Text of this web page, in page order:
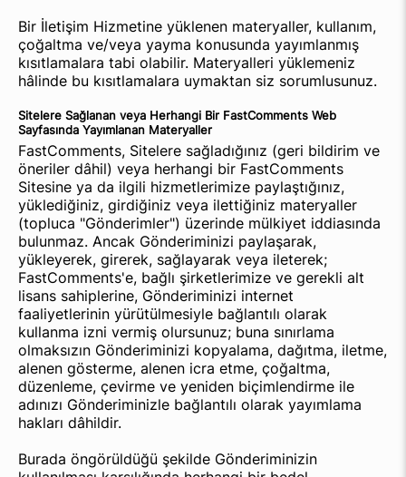
Bir İletişim Hizmetine yüklenen materyaller, kullanım,
çoğaltma ve/veya yayma konusunda yayımlanmış
kısıtlamalara tabi olabilir. Materyalleri yüklemeniz
hâlinde bu kısıtlamalara uymaktan siz sorumlusunuz.
Sitelere Sağlanan veya Herhangi Bir FastComments Web
Sayfasında Yayımlanan Materyaller
FastComments, Sitelere sağladığınız (geri bildirim ve
öneriler dâhil) veya herhangi bir FastComments
Sitesine ya da ilgili hizmetlerimize paylaştığınız,
yüklediğiniz, girdiğiniz veya ilettiğiniz materyaller
(topluca "Gönderimler") üzerinde mülkiyet iddiasında
bulunmaz. Ancak Gönderiminizi paylaşarak,
yükleyerek, girerek, sağlayarak veya ileterek;
FastComments'e, bağlı şirketlerimize ve gerekli alt
lisans sahiplerine, Gönderiminizi internet
faaliyetlerinin yürütülmesiyle bağlantılı olarak
kullanma izni vermiş olursunuz; buna sınırlama
olmaksızın Gönderiminizi kopyalama, dağıtma, iletme,
alenen gösterme, alenen icra etme, çoğaltma,
düzenleme, çevirme ve yeniden biçimlendirme ile
adınızı Gönderiminizle bağlantılı olarak yayımlama
hakları dâhildir.
Burada öngörüldüğü şekilde Gönderiminizin